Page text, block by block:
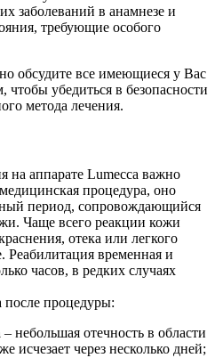
заболеваний в анамнезе и
требующие особого
обсудите все имеющиеся у Вас
чтобы убедиться в безопасности
метода лечения.
на аппарате Lumecca важно
процедура, оно
период, сопровождающийся
Чаще всего реакции кожи
отека или легкого
Реабилитация временная и
часов, в редких случаях
после процедуры:
– небольшая отечность в области
исчезает через несколько дней;